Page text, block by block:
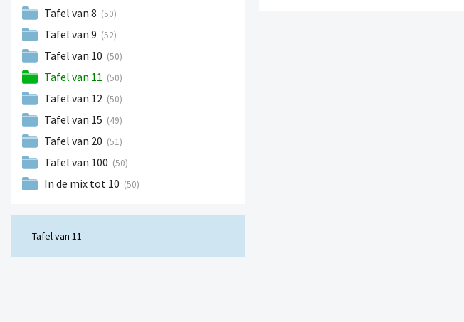
Tafel van 8 (50)
Tafel van 9 (52)
Tafel van 10 (50)
Tafel van 11 (50)
Tafel van 12 (50)
Tafel van 15 (49)
Tafel van 20 (51)
Tafel van 100 (50)
In de mix tot 10 (50)
Tafel van 11